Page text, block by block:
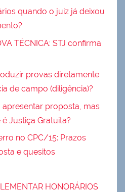
quando o juiz já deixou
TÉCNICA: STJ confirma
provas diretamente
de campo (diligência)?
proposta, mas
Justiça Gratuita?
no CPC/15: Prazos
e quesitos
HONORÁRIOS